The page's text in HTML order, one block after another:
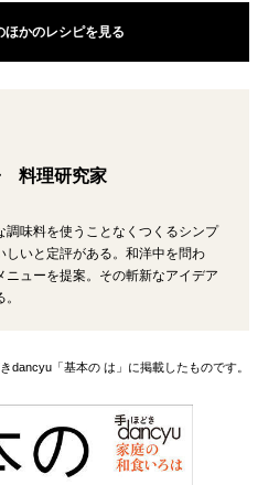
ほかのレシピを見る
料理研究家
調味料を使うことなくつくるシンプ
しいと定評がある。和洋中を問わ
ニューを提案。その斬新なアイデア
dancyu「基本の は」に掲載したものです。